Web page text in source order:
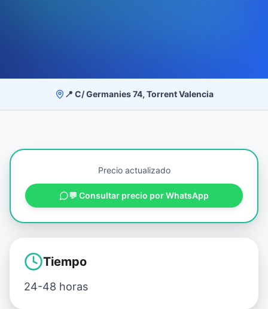
📍 C/ Germanies 74, Torrent Valencia
Precio actualizado
💬 Consultar precio por WhatsApp
Tiempo
24-48 horas